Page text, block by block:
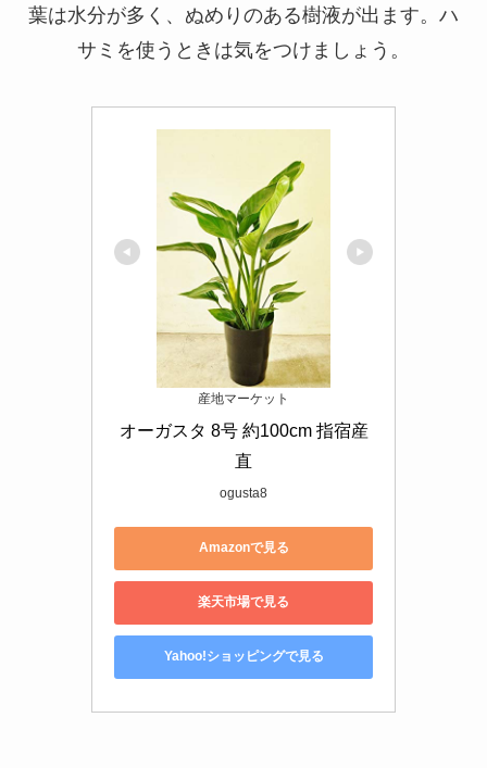
葉は水分が多く、ぬめりのある樹液が出ます。ハ
サミを使うときは気をつけましょう。
産地マーケット
オーガスタ 8号 約100cm 指宿産
直
ogusta8
Amazonで見る
楽天市場で見る
Yahoo!ショッピングで見る